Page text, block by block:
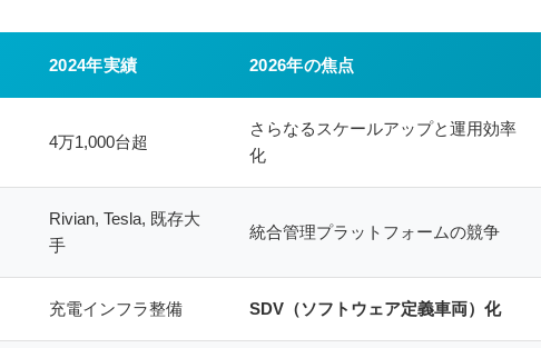
2024年実績 2026年の焦点
4万1,000台超
さらなるスケールアップと運用効率
化
Rivian, Tesla, 既存大
手
統合管理プラットフォームの競争
充電インフラ整備 SDV（ソフトウェア定義車両）化